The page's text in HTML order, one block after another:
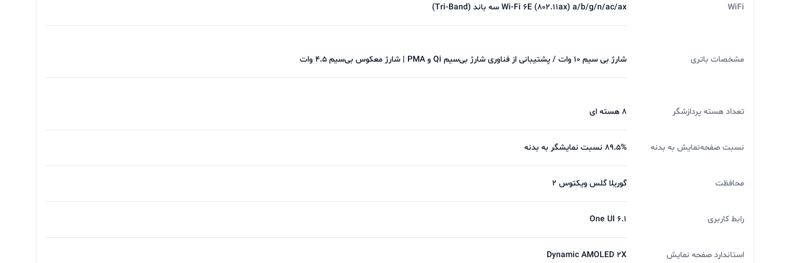
و میرسیم به دوربین سلفی دستگاه که در بالا و وسط صفحه نمایش در یک پانچ هول یک لنز 12 مگاپیکسلی واید تعبیه شده است که باید بگم به شخصه توی ذوقم
خورد چراکه سامسونگ انقد وقت برای دوربین اصلی گذاشته ولی برای دوربین سلفی این قاتل پرچم دار فقط یک لنز 12 مگاپیکسلی؟!!
حجم باتری این دستگاه 5000 میلی آمپر ساعتی است که انتظار میرفت بیشتر از این ها باشد ولی با اینحال سامسونگ برای این دستگاه برنامه های دیگری هم دارد ،
این دستگاه از شارژر سریع و بیسیم و معکوس پشتیبانی می کند و چی بهتر از شنیدن این خبر :))))
WiFi Wi-Fi 6E (802.11ax) a/b/g/n/ac/ax سه باند (Tri-Band)
مشخصات باتری شارژ بی‌ سیم 10 وات / پشتیبانی از فناوری شارژ بی‌سیم Qi و PMA | شارژ معکوس بی‌سیم 4.5 وات
تعداد هسته پردازشگر 8 هسته ای
نسبت صفحه‌نمایش به بدنه 89.5% نسبت نمایشگر به بدنه
محافظت گوریلا گلس ویکتوس 2
رابط کاربری One UI 6.1
استاندارد صفحه نمایش Dynamic AMOLED 2X